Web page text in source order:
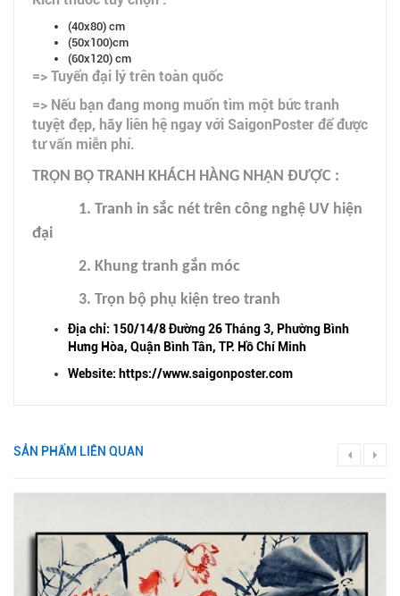
(40x80) cm
(50x100)cm
(60x120) cm
=> Tuyển đại lý trên toàn quốc
=> Nếu bạn đang mong muốn tìm một bức tranh
tuyệt đẹp, hãy liên hệ ngay với SaigonPoster để được
tư vấn miễn phí.
TRỌN BỘ TRANH KHÁCH HÀNG NHẬN ĐƯỢC :
1. Tranh in sắc nét trên công nghệ UV hiện
đại
2. Khung tranh gắn móc
3. Trọn bộ phụ kiện treo tranh
Địa chỉ: 150/14/8 Đường 26 Tháng 3, Phường Bình
Hưng Hòa, Quận Bình Tân, TP. Hồ Chí Minh
Website: https://www.saigonposter.com
SẢN PHẨM LIÊN QUAN